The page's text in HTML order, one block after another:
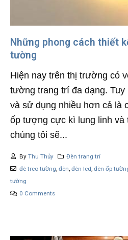
Những phong cách thiết
tường
Hiện nay trên thị trường có
tường trang trí đa dạng.
và sử dụng nhiều hơn cả là
ốp tượng cực kì lung linh và
chúng tôi sẽ...
By Thu Thủy
Đèn trang trí
đè treo tường, đèn, đèn led, đèn ốp
tường
0 Comments